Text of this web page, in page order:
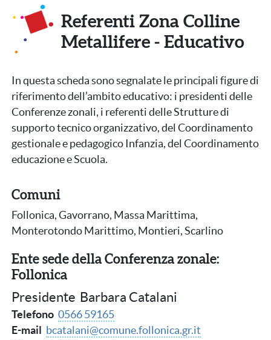
Referenti Zona Colline
Metallifere - Educativo
In questa scheda sono segnalate le principali figure di
riferimento dell’ambito educativo: i presidenti delle
Conferenze zonali, i referenti delle Strutture di
supporto tecnico organizzativo, del Coordinamento
gestionale e pedagogico Infanzia, del Coordinamento
educazione e Scuola.
Comuni
Follonica, Gavorrano, Massa Marittima,
Monterotondo Marittimo, Montieri, Scarlino
Ente sede della Conferenza zonale:
Follonica
Presidente Barbara Catalani
Telefono 0566 59165
E-mail bcatalani@comune.follonica.gr.it